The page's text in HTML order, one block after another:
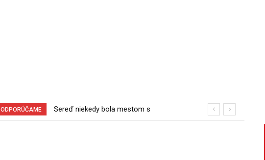
ODPORÚČAME
Sereď niekedy bola mestom s
Pri venčení na Jesenského ulici mal